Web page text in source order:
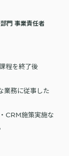
門 事業責任者
程を終了後
業務に従事した
CRM施策実施な